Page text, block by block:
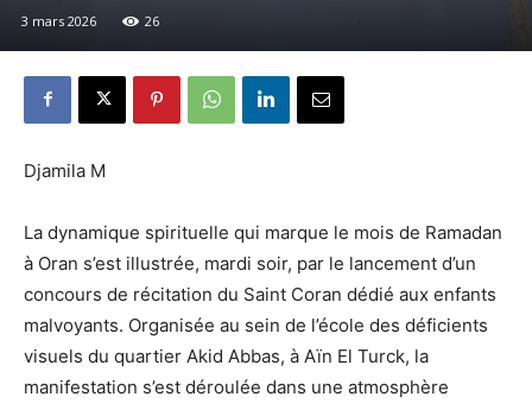
3 mars 2026 26
Djamila M
La dynamique spirituelle qui marque le mois de Ramadan
à Oran s’est illustrée, mardi soir, par le lancement d’un
concours de récitation du Saint Coran dédié aux enfants
malvoyants. Organisée au sein de l’école des déficients
visuels du quartier Akid Abbas, à Aïn El Turck, la
manifestation s’est déroulée dans une atmosphère